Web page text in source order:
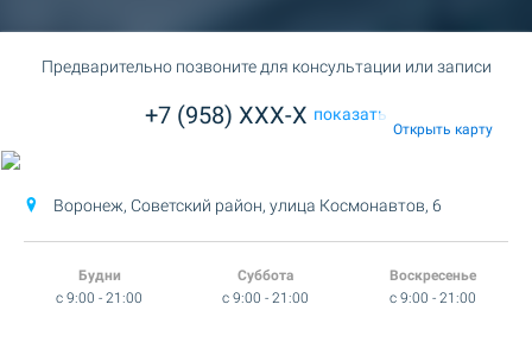
Предварительно позвоните для консультации или записи
+7 (958) XXX-X показать
Открыть карту
Воронеж, Советский район, улица Космонавтов, 6
Будни
c 9:00 - 21:00
Суббота
c 9:00 - 21:00
Воскресенье
c 9:00 - 21:00